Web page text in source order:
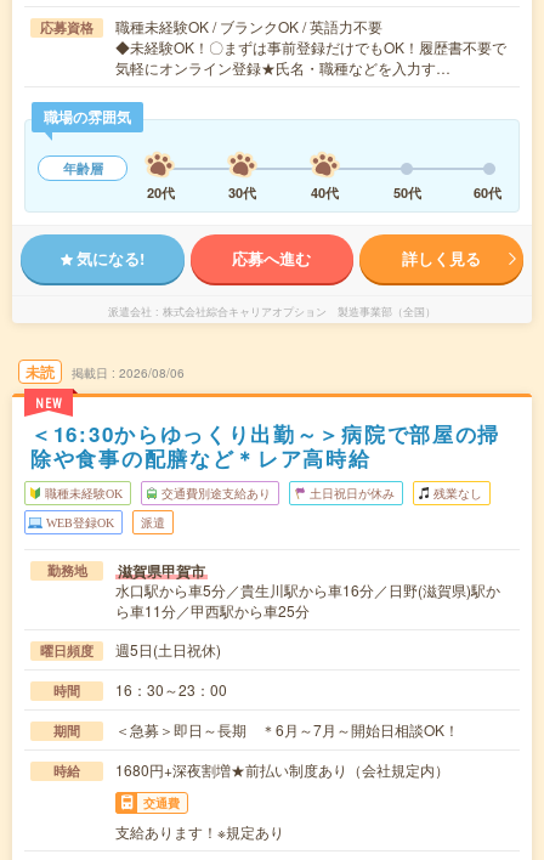
応募資格
職種未経験OK / ブランクOK / 英語力不要
◆未経験OK！〇まずは事前登録だけでもOK！履歴書不要で
気軽にオンライン登録★氏名・職種などを入力す…
職場の雰囲気
年齢層
20代
30代 40代 50代 60代
気になる! 応募へ進む 詳しく見る
派遣会社 株式会社綜合キャリアオプション 製造事業部（全国）
未読
NEW
掲載日 2026/08/06
＜16:30からゆっくり出勤～＞病院で部屋の掃
除や食事の配膳など＊レア高時給
職種未経験OK 交通費別途支給あり 土日祝日が休み 残業なし
WEB登録OK 派遣
勤務地 滋賀県甲賀市
水口駅から車5分／貴生川駅から車16分／日野(滋賀県)駅か
ら車11分／甲西駅から車25分
曜日頻度 週5日(土日祝休)
時間 16：30～23：00
期間 ＜急募＞即日～長期 ＊6月～7月～開始日相談OK！
時給 1680円+深夜割増★前払い制度あり（会社規定内）
交通費
支給あります！※規定あり